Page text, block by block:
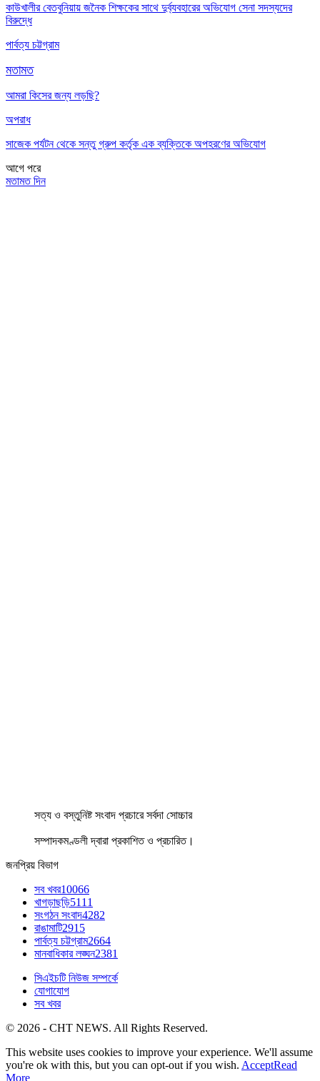
কাউখালীর বেতবুনিয়ায় জনৈক শিক্ষকের সাথে দুর্ব্যবহারের অভিযোগ সেনা সদস্যদের
বিরুদ্ধে
পার্বত্য চট্টগ্রাম
মতামত
আমরা কিসের জন্য লড়ছি?
অপরাধ
সাজেক পর্যটন থেকে সন্তু গ্রুপ কর্তৃক এক ব্যক্তিকে অপহরণের অভিযোগ
আগে পরে
মতামত দিন
সত্য ও বস্তুনিষ্ট সংবাদ প্রচারে সর্বদা সোচ্চার
সম্পাদকমণ্ডলী দ্বারা প্রকাশিত ও প্রচারিত।
জনপ্রিয় বিভাগ
সব খবর10066
খাগড়াছড়ি5111
সংগঠন সংবাদ4282
রাঙামাটি2915
পার্বত্য চট্টগ্রাম2664
মানবাধিকার লঙ্ঘন2381
সিএইচটি নিউজ সম্পর্কে
যোগাযোগ
সব খবর
© 2026 - CHT NEWS. All Rights Reserved.
This website uses cookies to improve your experience. We'll assume
you're ok with this, but you can opt-out if you wish. AcceptRead
More